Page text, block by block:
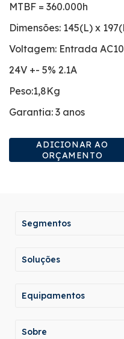
MTBF = 360.000h
Dimensões: 145(L) x
Voltagem: Entrada
24V +- 5% 2.1A
Peso:1,8Kg
Garantia: 3 anos
ADICIONAR AO
ORÇAMENTO
Segmentos
Soluções
Equipamentos
Sobre